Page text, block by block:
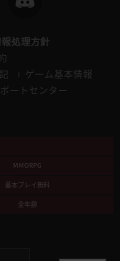
処理方針
ゲーム基本情報
ートセンター
MMORPG
基本プレイ無料
全年齢